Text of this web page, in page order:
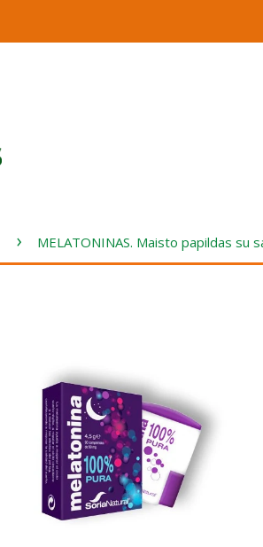
› MELATONINAS. Maisto papildas su